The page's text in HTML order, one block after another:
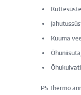
Kuuma
PS Thermo